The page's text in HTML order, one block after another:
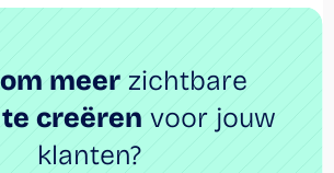
meer zichtbare
te creëren voor jouw
klanten?